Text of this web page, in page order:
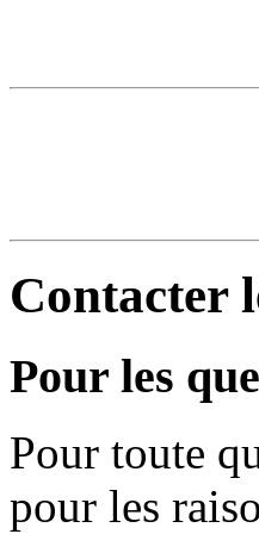
Contacter
Pour les
Pour toute
pour les